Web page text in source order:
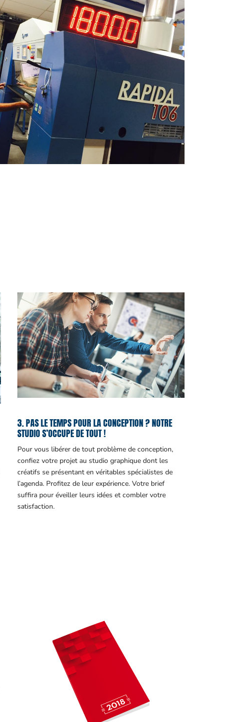
3. PAS LE TEMPS POUR LA CONCEPTION ? NOTRE
STUDIO S’OCCUPE DE TOUT !
Pour vous libérer de tout problème de conception,
confiez votre projet au studio graphique dont les
créatifs se présentant en véritables spécialistes de
l’agenda. Profitez de leur expérience. Votre brief
suffira pour éveiller leurs idées et combler votre
satisfaction.